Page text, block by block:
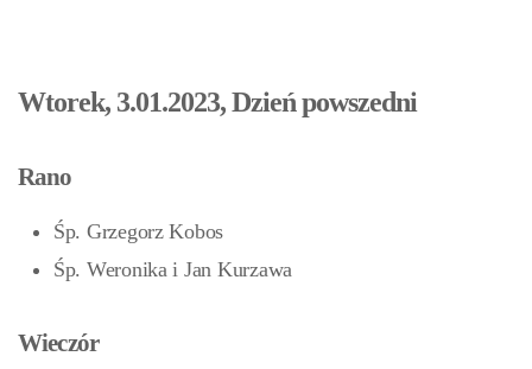
Wtorek, 3.01.2023, Dzień powszedni
Rano
Śp. Grzegorz Kobos
Śp. Weronika i Jan Kurzawa
Wieczór